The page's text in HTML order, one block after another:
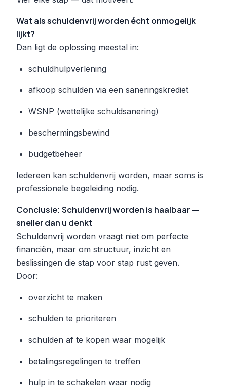
Wat als schuldenvrij worden écht onmogelijk
lijkt?
Dan ligt de oplossing meestal in:
schuldhulpverlening
afkoop schulden via een saneringskrediet
WSNP (wettelijke schuldsanering)
beschermingsbewind
budgetbeheer
Iedereen kan schuldenvrij worden, maar soms is
professionele begeleiding nodig.
Conclusie: Schuldenvrij worden is haalbaar —
sneller dan u denkt
Schuldenvrij worden vraagt niet om perfecte
financiën, maar om structuur, inzicht en
beslissingen die stap voor stap rust geven.
Door:
overzicht te maken
schulden te prioriteren
schulden af te kopen waar mogelijk
betalingsregelingen te treffen
hulp in te schakelen waar nodig